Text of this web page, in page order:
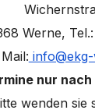
Werne,
Mail:
nur
wenden sie